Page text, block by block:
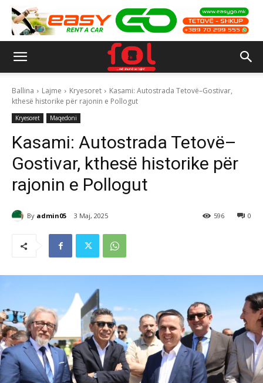
Ballina Lajme Kryesoret
Kasami: Autostrada Tetovë–Gostivar,
kthesë historike për rajonin e Pollogut
Kryesoret Maqedoni
Kasami: Autostrada Tetovë–
Gostivar, kthesë historike për
rajonin e Pollogut
By admin05 3 Maj, 2025 0
596